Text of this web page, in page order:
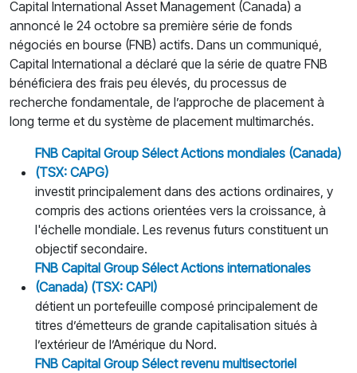
Capital International Asset Management (Canada) a
annoncé le 24 octobre sa première série de fonds
négociés en bourse (FNB) actifs. Dans un communiqué,
Capital International a déclaré que la série de quatre FNB
bénéficiera des frais peu élevés, du processus de
recherche fondamentale, de l’approche de placement à
long terme et du système de placement multimarchés.
FNB Capital Group Sélect Actions mondiales (Canada)
(TSX: CAPG)
investit principalement dans des actions ordinaires, y
compris des actions orientées vers la croissance, à
l'échelle mondiale. Les revenus futurs constituent un
objectif secondaire.
FNB Capital Group Sélect Actions internationales
(Canada) (TSX: CAPI)
détient un portefeuille composé principalement de
titres d’émetteurs de grande capitalisation situés à
l’extérieur de l’Amérique du Nord.
FNB Capital Group Sélect revenu multisectoriel